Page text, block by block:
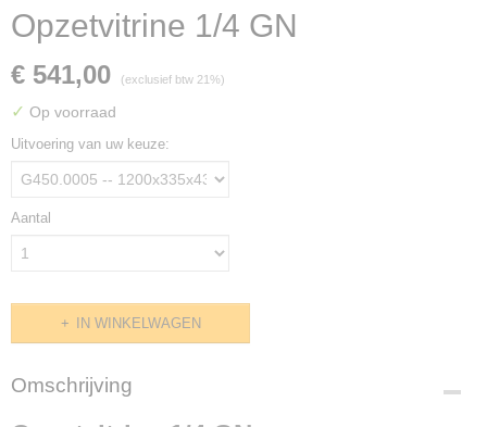
Opzetvitrine 1/4 GN
€ 541,00 (exclusief btw 21%)
✓ Op voorraad
Uitvoering van uw keuze:
Aantal
IN WINKELWAGEN
Omschrijving